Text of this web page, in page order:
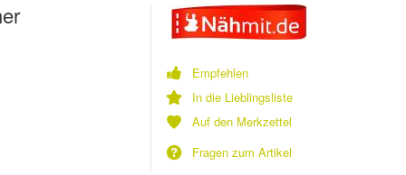
Empfehlen
In die Lieblingsliste
Auf den Merkzettel
Fragen zum Artikel